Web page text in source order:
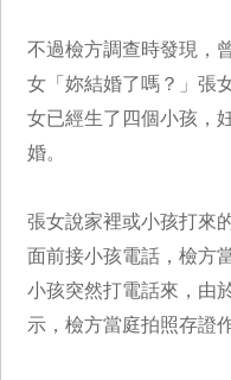
不過檢方調查時發現，
女「妳結婚了嗎？」張
女已經生了四個小孩，
婚。
張女說家裡或小孩打來
面前接小孩電話，檢方
小孩突然打電話來，由
示，檢方當庭拍照存證